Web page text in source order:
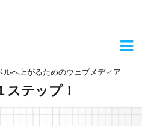
へ上がるためのウェブメディア
ステップ！